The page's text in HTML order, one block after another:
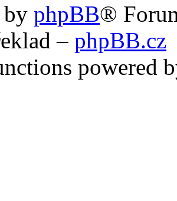
by phpBB®
– phpBB.cz
powered